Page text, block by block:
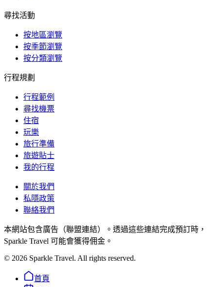
尋找活動
按地區瀏覽
按季節瀏覽
按分類瀏覽
行程規劃
行程範例
尋找機票
住宿
玩樂
旅行準備
旅遊貼士
我的行程
關於我們
私隱政策
聯絡我們
本網站包含廣告（聯盟連結）。透過這些連結完成預訂時，
Sparkle Travel 可能會獲得佣金。
© 2026 Sparkle Travel. All rights reserved.
首頁